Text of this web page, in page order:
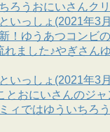
ろうおにいさんクリ
いっしょ(2021年3
！ゆうあつコンビ
れました♪やぎさん
いっしょ(2021年3
とおにいさんのジ
ィではゆういちろ